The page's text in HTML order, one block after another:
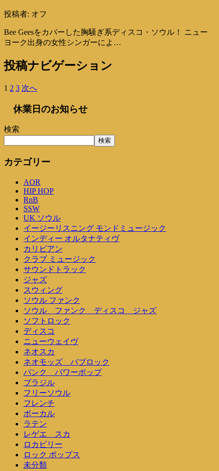
投稿者: オフ
Bee Geesをカバーした胸騒ぎ系ディスコ・ソウル！ ニュー
ヨーク出身の女性シンガーによ…
投稿ナビゲーション
1 2 3 次へ
休業日のお知らせ
検索
検索
カテゴリー
AOR
HIP HOP
RnB
SSW
UK ソウル
イージーリスニング モンドミュージック
インディー オルタナティヴ
カリビアン
クラブ ミュージック
サウンドトラック
ジャズ
スウィング
ソウル ファンク
ソウル ファンク ディスコ ジャズ
ソフトロック
ディスコ
ニューウェイヴ
ネオスカ
ネオモッズ パブロック
パンク パワーポップ
ブラジル
フリーソウル
フレンチ
ボーカル
ラテン
レゲエ スカ
ロカビリー
ロック ポップス
未分類